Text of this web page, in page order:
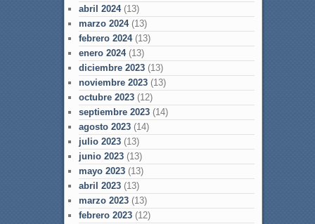
abril 2024(13)
marzo 2024(13)
febrero 2024(13)
enero 2024(13)
diciembre 2023(13)
noviembre 2023(13)
octubre 2023(12)
septiembre 2023(14)
agosto 2023(14)
julio 2023(13)
junio 2023(13)
mayo 2023(13)
abril 2023(13)
marzo 2023(13)
febrero 2023(12)